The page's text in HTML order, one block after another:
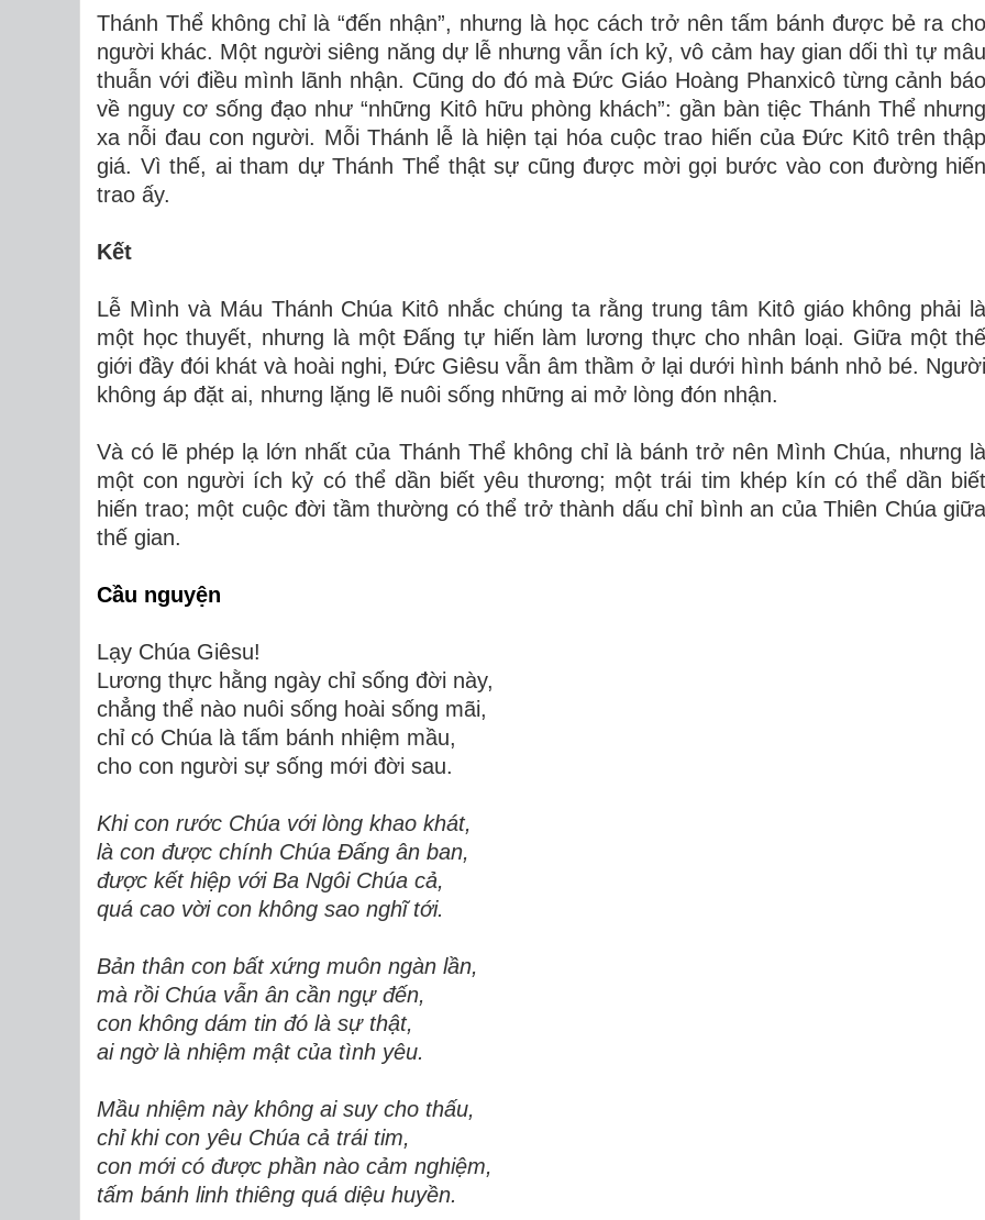
Thánh Thể không chỉ là “đến nhận”, nhưng là học cách trở nên tấm bánh được bẻ ra cho
người khác. Một người siêng năng dự lễ nhưng vẫn ích kỷ, vô cảm hay gian dối thì tự mâu
thuẫn với điều mình lãnh nhận. Cũng do đó mà Đức Giáo Hoàng Phanxicô từng cảnh báo
về nguy cơ sống đạo như “những Kitô hữu phòng khách”: gần bàn tiệc Thánh Thể nhưng
xa nỗi đau con người. Mỗi Thánh lễ là hiện tại hóa cuộc trao hiến của Đức Kitô trên thập
giá. Vì thế, ai tham dự Thánh Thể thật sự cũng được mời gọi bước vào con đường hiến
trao ấy.
Kết
Lễ Mình và Máu Thánh Chúa Kitô nhắc chúng ta rằng trung tâm Kitô giáo không phải là
một học thuyết, nhưng là một Đấng tự hiến làm lương thực cho nhân loại. Giữa một thế
giới đầy đói khát và hoài nghi, Đức Giêsu vẫn âm thầm ở lại dưới hình bánh nhỏ bé. Người
không áp đặt ai, nhưng lặng lẽ nuôi sống những ai mở lòng đón nhận.
Và có lẽ phép lạ lớn nhất của Thánh Thể không chỉ là bánh trở nên Mình Chúa, nhưng là
một con người ích kỷ có thể dần biết yêu thương; một trái tim khép kín có thể dần biết
hiến trao; một cuộc đời tầm thường có thể trở thành dấu chỉ bình an của Thiên Chúa giữa
thế gian.
Cầu nguyện
Lạy Chúa Giêsu!
Lương thực hằng ngày chỉ sống đời này,
chẳng thể nào nuôi sống hoài sống mãi,
chỉ có Chúa là tấm bánh nhiệm mầu,
cho con người sự sống mới đời sau.
Khi con rước Chúa với lòng khao khát,
là con được chính Chúa Đấng ân ban,
được kết hiệp với Ba Ngôi Chúa cả,
quá cao vời con không sao nghĩ tới.
Bản thân con bất xứng muôn ngàn lần,
mà rồi Chúa vẫn ân cần ngự đến,
con không dám tin đó là sự thật,
ai ngờ là nhiệm mật của tình yêu.
Mầu nhiệm này không ai suy cho thấu,
chỉ khi con yêu Chúa cả trái tim,
con mới có được phần nào cảm nghiệm,
tấm bánh linh thiêng quá diệu huyền.